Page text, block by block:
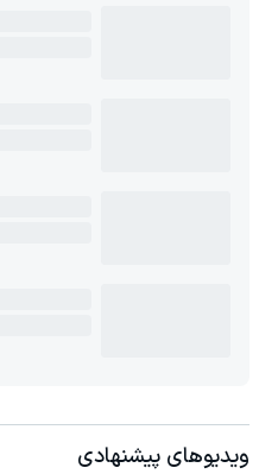
ویدیوهای پیشنهادی